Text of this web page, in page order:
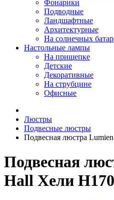
Фонарики
Подводные
Ландшафтные
Архитектурные
На солнечных
Настольные лампы
На прищепке
Детские
Декоративные
На струбцине
Офисные
Люстры
Подвесные люстры
Подвесная люстра
Подвесная
Hall Хели